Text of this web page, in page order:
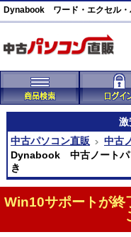
激
中古パソコン直販
中古
Dynabook 中古ノートパ
き
Win10サポートが終